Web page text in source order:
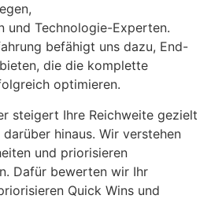
und Technologie-Experten.
befähigt uns dazu, End-
die die komplette
optimieren.
steigert Ihre Reichweite gezielt
hinaus. Wir verstehen
und priorisieren
Dafür bewerten wir Ihr
Quick Wins und